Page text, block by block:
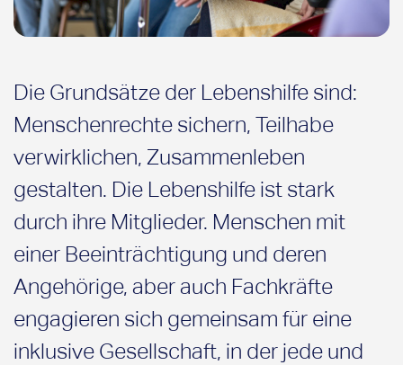
Die Grundsätze der Lebenshilfe sind:
Menschenrechte sichern, Teilhabe
verwirklichen, Zusammenleben
gestalten. Die Lebenshilfe ist stark
durch ihre Mitglieder. Menschen mit
einer Beeinträchtigung und deren
Angehörige, aber auch Fachkräfte
engagieren sich gemeinsam für eine
inklusive Gesellschaft, in der jede und